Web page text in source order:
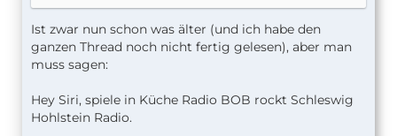
Ist zwar nun schon was älter (und ich habe den
ganzen Thread noch nicht fertig gelesen), aber man
muss sagen:
Hey Siri, spiele in Küche Radio BOB rockt Schleswig
Hohlstein Radio.